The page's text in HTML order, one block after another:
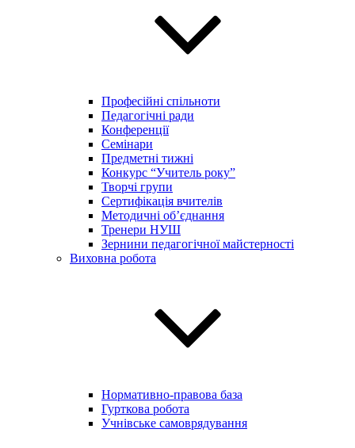
Професійні спільноти
Педагогічні ради
Конференції
Семінари
Предметні тижні
Конкурс “Учитель року”
Творчі групи
Сертифікація вчителів
Методичні об’єднання
Тренери НУШ
Зернини педагогічної майстерності
Виховна робота
Нормативно-правова база
Гурткова робота
Учнівське самоврядування